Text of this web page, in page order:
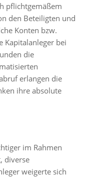
pflichtgemäßem
den Beteiligten und
Konten bzw.
Kapitalanleger bei
die
erlangen die
ihre absolute
im Rahmen
diverse
weigerte sich